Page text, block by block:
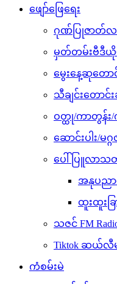
ဖျော်ဖြေရေး
ဂုဏ်ပြုဇာတ်လမ်
မှတ်တမ်းဗီဒီယိုမ
မွေးနေ့ဆုတောင်
သီချင်းတောင်း
ဝတ္ထု/ကာတွန်း/က
ဆောင်းပါး/မဂ္ဂ
ပေါ်ပြူလာသတ
အနုပညာ
ထူးထူးခြ
သဇင် FM
Tiktok ဆယ်လီမ
ကံစမ်းမဲ